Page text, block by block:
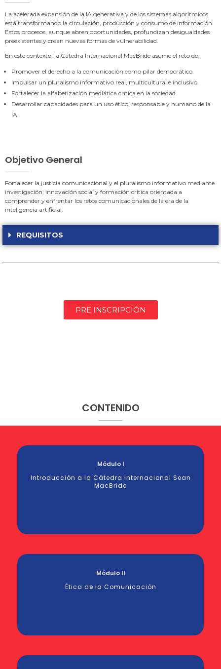
La acelerada expansión de la IA generativa y de los sistemas algorítmicos
está transformando la circulación, producción y consumo de información.
Estos procesos, aunque abren oportunidades, profundizan desigualdades
preexistentes y crean nuevas formas de vulnerabilidad.
En este contexto, la Cátedra Internacional MacBride asume el reto de:
Promover el derecho a la comunicación como pilar democrático.
Impulsar un pluralismo informativo real, multicultural e inclusivo.
Fortalecer la alfabetización mediática crítica en la sociedad.
Desarrollar capacidades para un uso ético, responsable y humano de la
IA.
Objetivo General
Fortalecer la justicia comunicacional y el pluralismo informativo mediante
investigación, innovación social y formación crítica orientada a
comprender y enfrentar los retos comunicacionales de la era de la
inteligencia artificial.
REQUISITOS
PRE INSCRIPCIÓN
CONTENIDO
Módulo I
Introducción a la Cátedra Internacional Sean
MacBride
Módulo II
Ética de la Comunicación